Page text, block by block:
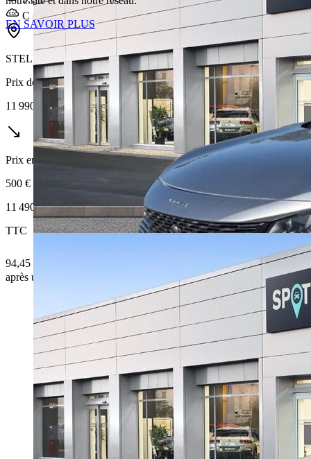
C (133 g/km)
STELLANTIS &YOU NANTES REZE
Prix de vente
11 990 €
Prix en baisse
500 €
11 490 €
TTC
94,45 € /Mois
après un premier loyer de 3 447 €
EN SAVOIR PLUS